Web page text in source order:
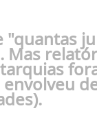
"quantas